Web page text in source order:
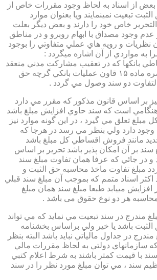
بعض از اسناد به لحاظ وجود مقررات خاص از
تبعيت نمينمايند ويا بعنوان موارد
التحرير خاص خود را دارند و بعض ديگر بعلت
وجود مصداق با ابهام روبرو و در مناطق
نظريات و رويه هاي عملي متفاوتي را بوجود
به مواردي از آن اشاره ميگردد :
بانكها كه در تعقيب مشاركت مدني منعقد
ميگردد بر اساس تبصره ماده ۱۵ قاون عمليات بانكي گرچه حق
التفاوت دو سند وصول مي گردد .
نيز بر اساس قانون مذكور كه مقرر مي دارد
است كه سند حاوي افزايش مبلغ باشد
مبلغ تعلق مي گيرد ، در اين گونه موارد نيز
دارد ولي بنظر مي رسد در هرجا كه
مانند فروش اقساطي كل مبلغ باشد
سند بر آن امكان پذير باشد تحرير بر اساس
در جائي كه عرفا همان تفاوت مبلغ سند
مبلغ تفاوت ماخذ محاسبه حق الثبت و
اكثر اسناد متمم كه بموجب آن مبلغ سند قبلي
افزايش مييابد طبعا مبلغ سند همان مبلغ
محاسبه هر دو نوع حقوق می باشد .
مندرج در سند تبعيت مي نمايد كه مي تواند
باشد يا خير ولي براساس بخشنامه
در جداول مالياتي نبايد باشد البته بنظر
سازمانهاي دولتي به لحاظ مقررات مالي
با قيمت كمتر باشند به شرط اعلام كتبي
سند ، مي توان مبلغ مورد نظر را در سند